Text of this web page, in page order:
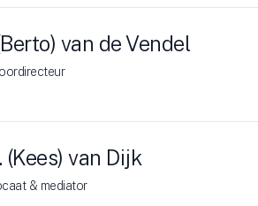
van de Vendel
(Kees) van Dijk
& mediator